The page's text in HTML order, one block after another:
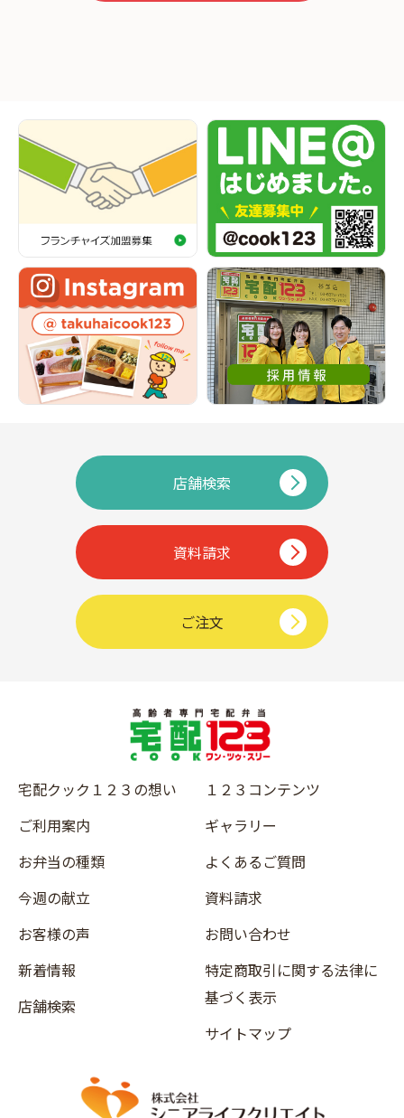
店舗検索
資料請求
ご注文
宅配クック１２３の想い
ご利用案内
お弁当の種類
今週の献立
お客様の声
新着情報
店舗検索
１２３コンテンツ
ギャラリー
よくあるご質問
資料請求
お問い合わせ
特定商取引に関する法律に
基づく表示
サイトマップ